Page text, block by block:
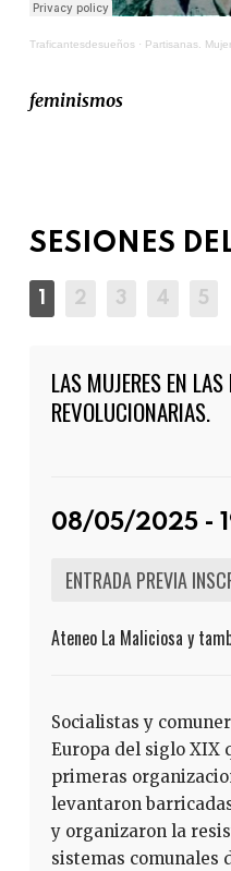
Traficantesdesueños· Partisanas.
feminismos
SESIONES
LAS MUJERES EN
REVOLUCIONARIAS.
08/05/2025 -
ENTRADA PREVIA
Ateneo La Maliciosa y
Socialistas y
Europa del siglo XIX
primeras
levantaron
y organizaron la
sistemas comunales